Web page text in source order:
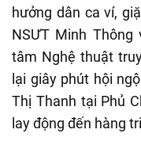
hưởng dân ca ví,
NSƯT Minh
tâm Nghệ thuật
lại giây phút hội
Thị Thanh tại Phủ
lay động đến hàng